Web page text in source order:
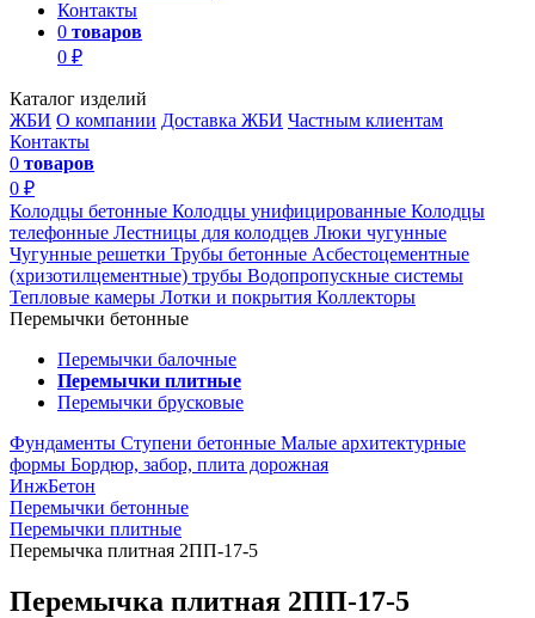
Контакты
0 товаров
0 ₽
Каталог изделий
ЖБИ О компании Доставка ЖБИ Частным клиентам
Контакты
0 товаров
0 ₽
Колодцы бетонные Колодцы унифицированные Колодцы
телефонные Лестницы для колодцев Люки чугунные
Чугунные решетки Трубы бетонные Асбестоцементные
(хризотилцементные) трубы Водопропускные системы
Тепловые камеры Лотки и покрытия Коллекторы
Перемычки бетонные
Перемычки балочные
Перемычки плитные
Перемычки брусковые
Фундаменты Ступени бетонные Малые архитектурные
формы Бордюр, забор, плита дорожная
ИнжБетон
Перемычки бетонные
Перемычки плитные
Перемычка плитная 2ПП-17-5
Перемычка плитная 2ПП-17-5